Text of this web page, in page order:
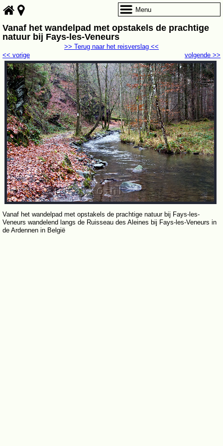
Vanaf het wandelpad met opstakels de prachtige
natuur bij Fays-les-Veneurs
volgende >>
<< vorige
>> Terug naar het reisverslag <<
Vanaf het wandelpad met opstakels de prachtige natuur bij Fays-les-
Veneurs wandelend langs de Ruisseau des Aleines bij Fays-les-Veneurs in
de Ardennen in België
Menu